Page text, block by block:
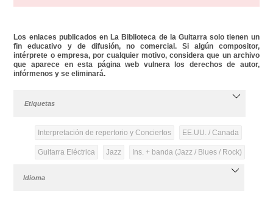
Los enlaces publicados en La Biblioteca de la Guitarra solo tienen un
fin educativo y de difusión, no comercial. Si algún compositor,
intérprete o empresa, por cualquier motivo, considera que un archivo
que aparece en esta página web vulnera los derechos de autor,
infórmenos y se eliminará.
Etiquetas
Interpretación de repertorio y Conciertos EE.UU. / Canada
Guitarra Eléctrica Jazz Ins. + banda (Jazz / Blues / Rock)
Idioma